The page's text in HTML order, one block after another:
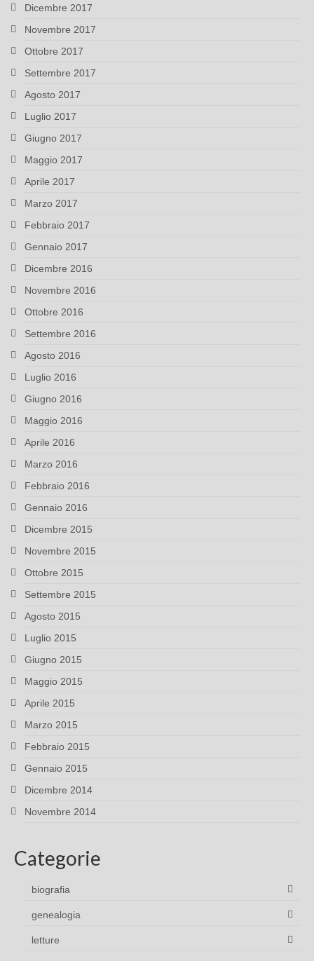
Dicembre 2017
Novembre 2017
Ottobre 2017
Settembre 2017
Agosto 2017
Luglio 2017
Giugno 2017
Maggio 2017
Aprile 2017
Marzo 2017
Febbraio 2017
Gennaio 2017
Dicembre 2016
Novembre 2016
Ottobre 2016
Settembre 2016
Agosto 2016
Luglio 2016
Giugno 2016
Maggio 2016
Aprile 2016
Marzo 2016
Febbraio 2016
Gennaio 2016
Dicembre 2015
Novembre 2015
Ottobre 2015
Settembre 2015
Agosto 2015
Luglio 2015
Giugno 2015
Maggio 2015
Aprile 2015
Marzo 2015
Febbraio 2015
Gennaio 2015
Dicembre 2014
Novembre 2014
Categorie
biografia
genealogia
letture